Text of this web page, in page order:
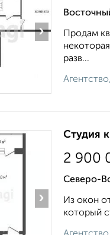
›
Продам
разв...
›
Студия
2 900
Северо-
Из oкон
котоpый